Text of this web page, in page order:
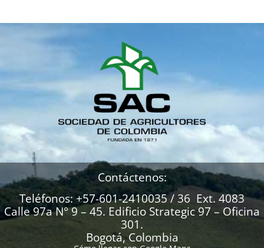
Contáctenos:
Teléfonos: +57-601-2410035 / 36 Ext. 4083
Calle 97a N° 9 – 45. Edificio Strategic 97 – Oficina
301.
Bogotá, Colombia